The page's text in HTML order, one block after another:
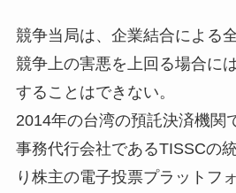
競争当局は、企業結合による
競争上の害悪を上回る場合に
することはできない。
2014年の台湾の預託決済機関
事務代行会社であるTISSCの
り株主の電子投票プラットフ